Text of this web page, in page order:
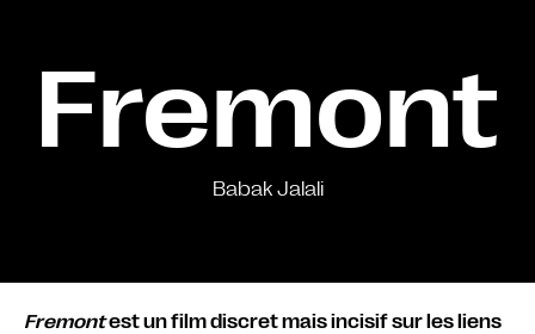
Fremont
Babak Jalali
Fremontest un film discret mais incisif sur les liens